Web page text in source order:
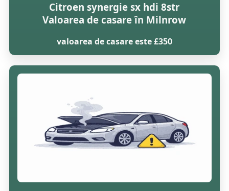
Citroen synergie sx hdi 8str
Valoarea de casare în Milnrow
valoarea de casare este £350